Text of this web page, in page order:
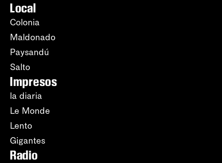
Local
Colonia
Maldonado
Paysandú
Salto
Impresos
la diaria
Le Monde
Lento
Gigantes
Radio